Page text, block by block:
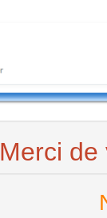
Merci de